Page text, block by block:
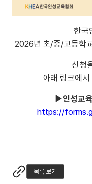
한국
2026년 초/중/고등학
신청
아래 링크에서
▶인성교
https://
목록 보기